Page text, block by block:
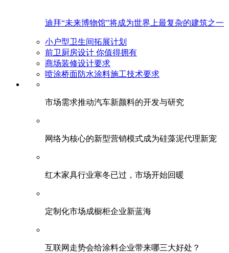
迪拜“未来博物馆”将成为世界上最复杂的建筑之一
小户型卫生间拓展计划
前卫厨房设计 你值得拥有
商场装修设计要求
喷涂桥面防水涂料施工技术要求
市场需求推动汽车新颜料的开发与研究
网络为核心的新型营销模式成为硅藻泥代理新宠
红木家具行业寒冬已过，市场开始回暖
定制化市场成橱柜企业新蓝海
互联网走势会给涂料企业带来哪三大好处？